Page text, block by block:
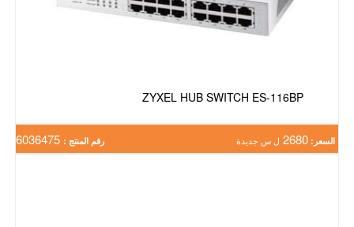
ZYXEL HUB SWITCH ES-116BP
السعر: 2680 ل س جديدة رقم المنتج :